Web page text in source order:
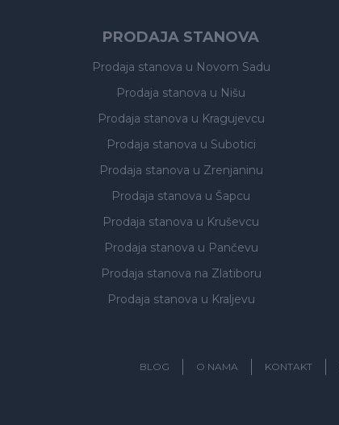
PRODAJA STANOVA
Prodaja stanova u Novom Sadu
Prodaja stanova u Nišu
Prodaja stanova u Kragujevcu
Prodaja stanova u Subotici
Prodaja stanova u Zrenjaninu
Prodaja stanova u Šapcu
Prodaja stanova u Kruševcu
Prodaja stanova u Pančevu
Prodaja stanova na Zlatiboru
Prodaja stanova u Kraljevu
BLOG O NAMA KONTAKT